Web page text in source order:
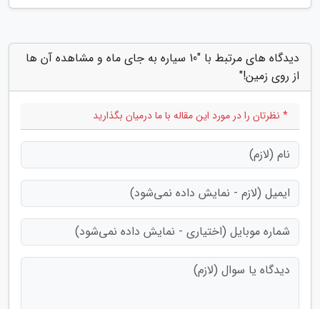
دیدگاه های مرتبط با "10 سیاره به جای ماه و مشاهده آن ها
از روی زمین!"
* نظرتان را در مورد این مقاله با ما درمیان بگذارید